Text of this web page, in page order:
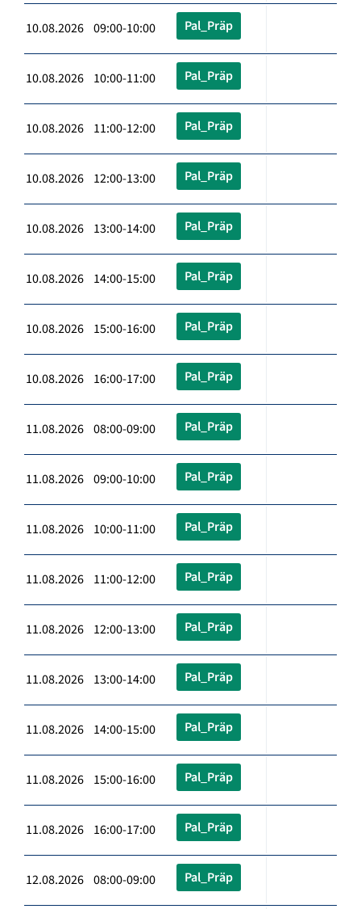
10.08.2026 09:00-10:00 Pal_Präp
10.08.2026 10:00-11:00 Pal_Präp
10.08.2026 11:00-12:00 Pal_Präp
10.08.2026 12:00-13:00 Pal_Präp
10.08.2026 13:00-14:00 Pal_Präp
10.08.2026 14:00-15:00 Pal_Präp
10.08.2026 15:00-16:00 Pal_Präp
10.08.2026 16:00-17:00 Pal_Präp
11.08.2026 08:00-09:00 Pal_Präp
11.08.2026 09:00-10:00 Pal_Präp
11.08.2026 10:00-11:00 Pal_Präp
11.08.2026 11:00-12:00 Pal_Präp
11.08.2026 12:00-13:00 Pal_Präp
11.08.2026 13:00-14:00 Pal_Präp
11.08.2026 14:00-15:00 Pal_Präp
11.08.2026 15:00-16:00 Pal_Präp
11.08.2026 16:00-17:00 Pal_Präp
12.08.2026 08:00-09:00 Pal_Präp